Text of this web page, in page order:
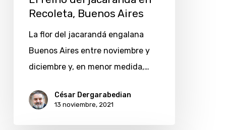
Recoleta, Buenos Aires
La flor del jacarandá engalana
Buenos Aires entre noviembre y
diciembre y, en menor medida,…
César Dergarabedian
13 noviembre, 2021